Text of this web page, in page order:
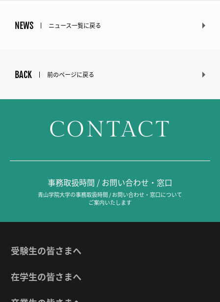
NEWS ニュース一覧に戻る
BACK 前のページに戻る
CONTACT
事務取扱時間 / お問い合わせ・窓口
青山学院大学の事務取扱時間 / お問い合わせ・窓口について
ご案内いたします
受験生の皆さまへ
在学生の皆さまへ